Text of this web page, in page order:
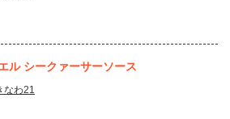
ル シークァーサーソース
なわ21